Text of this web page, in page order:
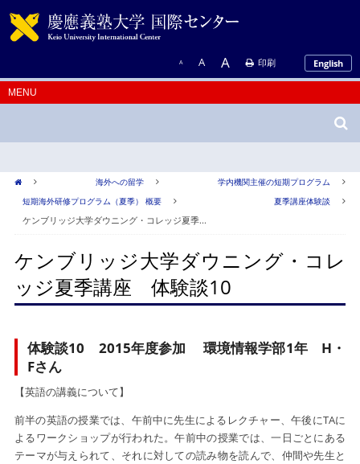
A A A 印刷 English
海外への留学
学内機関主催の短期プログラム
短期海外研修プログラム（夏季） 概要
夏季講座体験談
ケンブリッジ大学ダウニング・コレッジ夏季...
ケンブリッジ大学ダウニング・コレ
ッジ夏季講座 体験談10
体験談10 2015年度参加 環境情報学部1年 H・
Fさん
【英語の講義について】
前半の英語の授業では、午前中に先生によるレクチャー、午後にTAに
よるワークショップが行われた。午前中の授業では、一日ごとにある
テーマが与えられて、それに対しての読み物を読んで、仲間や先生と